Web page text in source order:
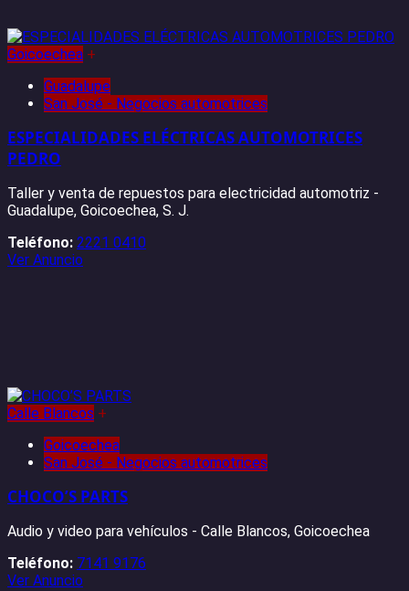
Goicoechea +
Guadalupe
San José - Negocios automotrices
ESPECIALIDADES ELÉCTRICAS AUTOMOTRICES
PEDRO
Taller y venta de repuestos para electricidad automotriz -
Guadalupe, Goicoechea, S. J.
Teléfono: 2221 0410
Ver Anuncio
Calle Blancos +
Goicoechea
San José - Negocios automotrices
CHOCO’S PARTS
Audio y video para vehículos - Calle Blancos, Goicoechea
Teléfono: 7141 9176
Ver Anuncio